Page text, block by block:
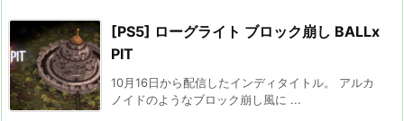
[PS5] ローグライト ブロック崩し BALLx
PIT
10月16日から配信したインディタイトル。 アルカ
ノイドのようなブロック崩し風に ...